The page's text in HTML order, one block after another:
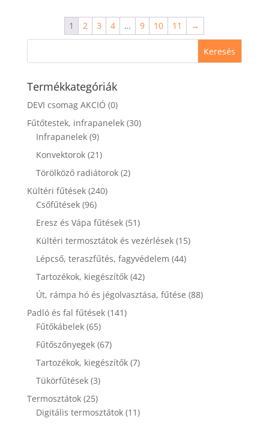
1 2 3 4 … 9 10 11 →
Termékkategóriák
DEVI csomag AKCIÓ (0)
Fűtőtestek, infrapanelek (30)
Infrapanelek (9)
Konvektorok (21)
Törölköző radiátorok (2)
Kültéri fűtések (240)
Csőfűtések (96)
Eresz és Vápa fűtések (51)
Kültéri termosztátok és vezérlések (15)
Lépcső, teraszfűtés, fagyvédelem (44)
Tartozékok, kiegészítők (42)
Út, rámpa hó és jégolvasztása, fűtése (88)
Padló és fal fűtések (141)
Fűtőkábelek (65)
Fűtőszőnyegek (67)
Tartozékok, kiegészítők (7)
Tükörfűtések (3)
Termosztátok (25)
Digitális termosztátok (11)